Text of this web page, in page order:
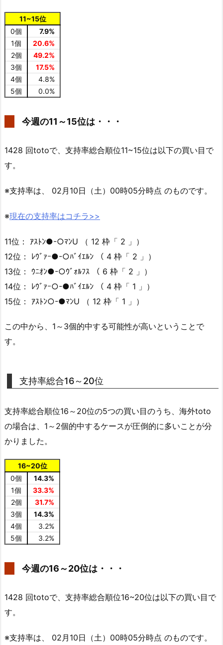
11~15位
0個
7.9%
1個
20.6%
2個
49.2%
3個
17.5%
4個
4.8%
5個
0.0%
今週の11～15位は・・・
1428 回totoで、支持率総合順位11~15位は以下の買い目で
す。
※支持率は、 02月10日（土）00時05分時点 のものです。
※現在の支持率はコチラ>>
11位： ｱｽﾄﾝ●-○ﾏﾝU （ 12 枠「 2 」）
12位： ﾚｳﾞｧｰ●-○ﾊﾞｲｴﾙﾝ （ 4 枠「 2 」）
13位： ｳﾆｵﾝ●-○ｳﾞｫﾙﾌｽ （ 6 枠「 2 」）
14位： ﾚｳﾞｧｰ○-●ﾊﾞｲｴﾙﾝ （ 4 枠「 1 」）
15位： ｱｽﾄﾝ○-●ﾏﾝU （ 12 枠「 1 」）
この中から、1～3個的中する可能性が高いということで
す。
支持率総合16～20位
支持率総合順位16～20位の5つの買い目のうち、海外toto
の場合は、1～2個的中するケースが圧倒的に多いことが分
かりました。
16~20位
0個
14.3%
1個
33.3%
2個
31.7%
3個
14.3%
4個
3.2%
5個
3.2%
今週の16～20位は・・・
1428 回totoで、支持率総合順位16~20位は以下の買い目で
す。
※支持率は、 02月10日（土）00時05分時点 のものです。